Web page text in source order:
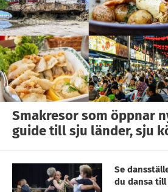
Smakresor som öppnar
guide till sju länder, sju
Se
du dansa